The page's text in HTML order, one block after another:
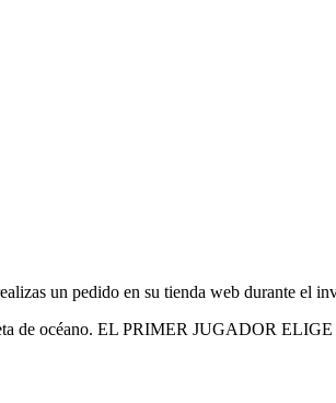
un pedido en su tienda web durante el
de océano. EL PRIMER JUGADOR